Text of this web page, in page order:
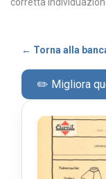
← Torna alla
✏️ Migliora